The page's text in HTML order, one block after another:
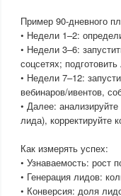
Пример 90-дневного
• Недели 1–2:
• Недели 3–6:
соцсетях;
• Недели 7–12:
вебинаров/ивентов,
• Далее:
лида), корректируйте
Как измерять успех:
• Узнаваемость: рост
• Генерация лидов:
• Конверсия: доля